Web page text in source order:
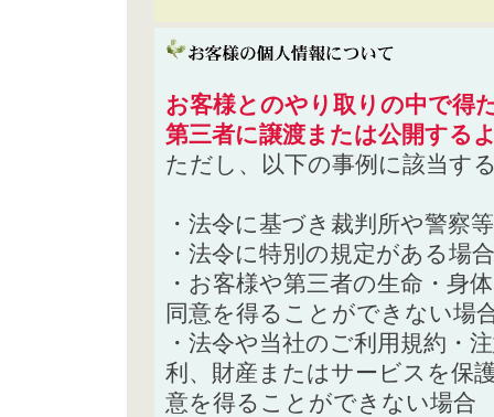
お客様とのやり取りの中で得
第三者に譲渡または公開する
ただし、以下の事例に該当す
・法令に基づき裁判所や警察
・法令に特別の規定がある場合
・お客様や第三者の生命・身
同意を得ることができない場
・法令や当社のご利用規約・
利、財産またはサービスを保
意を得ることができない場合